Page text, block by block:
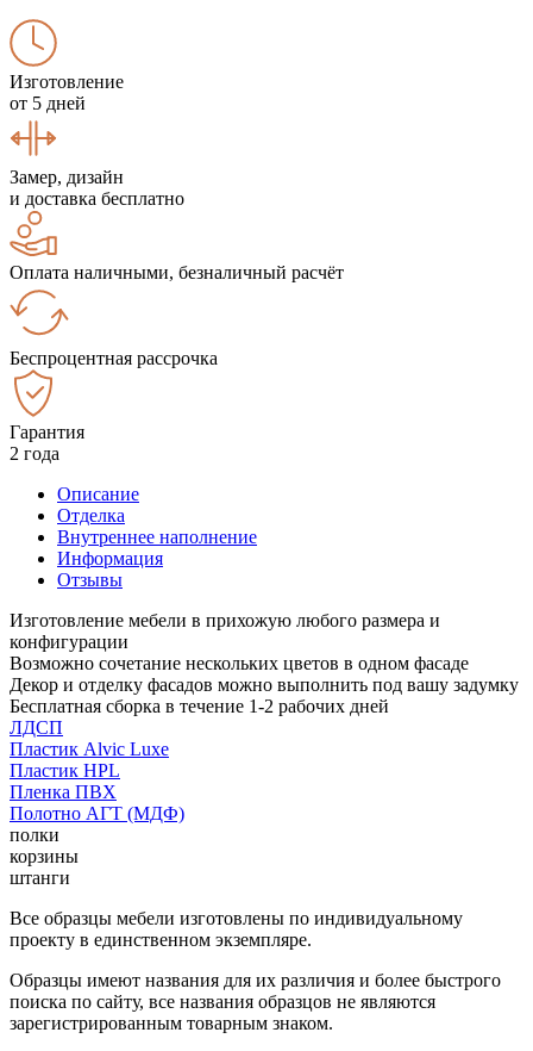
Изготовление
от 5 дней
Замер, дизайн
и доставка бесплатно
Оплата наличными, безналичный расчёт
Беспроцентная рассрочка
Гарантия
2 года
Описание
Отделка
Внутреннее наполнение
Информация
Отзывы
Изготовление мебели в прихожую любого размера и
конфигурации
Возможно сочетание нескольких цветов в одном фасаде
Декор и отделку фасадов можно выполнить под вашу задумку
Бесплатная сборка в течение 1-2 рабочих дней
ЛДСП
Пластик Alvic Luxe
Пластик HPL
Пленка ПВХ
Полотно АГТ (МДФ)
полки
корзины
штанги
Все образцы мебели изготовлены по индивидуальному
проекту в единственном экземпляре.
Образцы имеют названия для их различия и более быстрого
поиска по сайту, все названия образцов не являются
зарегистрированным товарным знаком.